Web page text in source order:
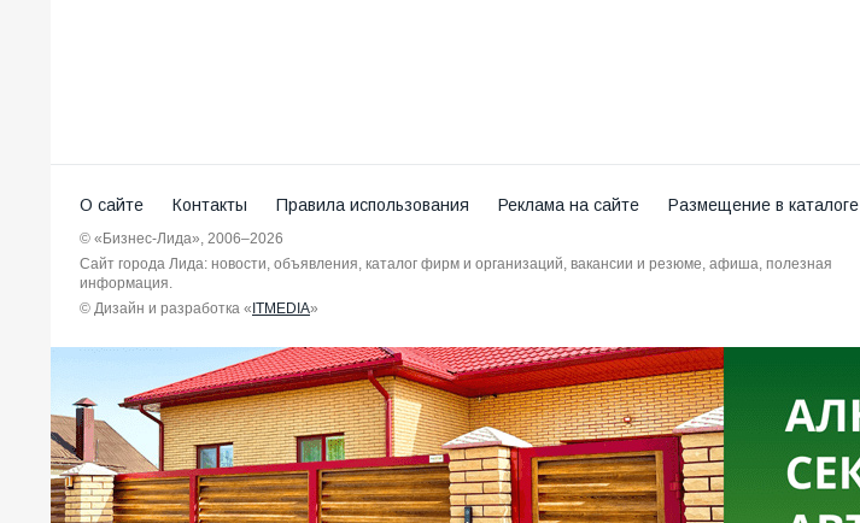
О сайте Контакты Правила использования Реклама на сайте Размещение в каталоге
© «Бизнес-Лида», 2006–2026
Сайт города Лида: новости, объявления, каталог фирм и организаций, вакансии и резюме, афиша, полезная
информация.
© Дизайн и разработка «ITMEDIA»